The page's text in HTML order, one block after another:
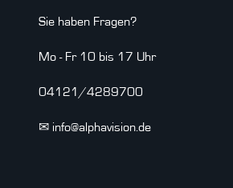
Sie haben Fragen?
Mo - Fr 10 bis 17 Uhr
04121/4289700
✉ info@alphavision.de